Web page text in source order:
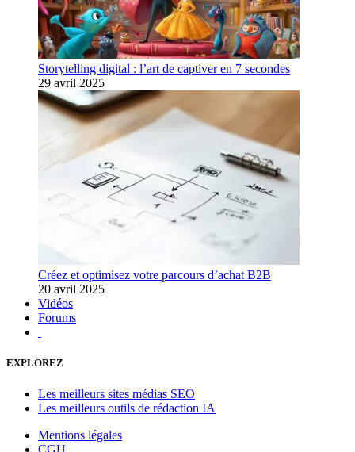
Storytelling digital : l’art de captiver en 7 secondes
29 avril 2025
Créez et optimisez votre parcours d’achat B2B
20 avril 2025
Vidéos
Forums
EXPLOREZ
Les meilleurs sites médias SEO
Les meilleurs outils de rédaction IA
Mentions légales